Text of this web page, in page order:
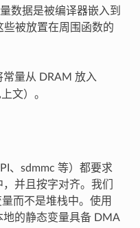
数据是被编译器嵌入到
被放置在周围函数的
量从 DRAM 放入
文）。
、sdmmc 等）都要求
并且按字对齐。我们
而不是堆栈中。使用
的静态变量具备 DMA